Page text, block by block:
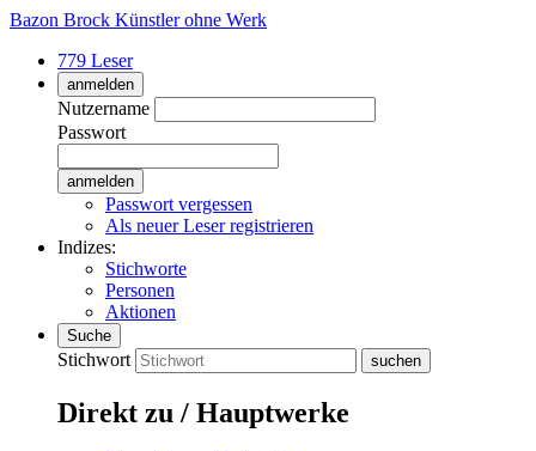
Bazon Brock Künstler ohne Werk
779 Leser
anmelden
Nutzername
Passwort
Passwort vergessen
Als neuer Leser registrieren
Indizes:
Stichworte
Personen
Aktionen
Suche
Stichwort
Direkt zu / Hauptwerke